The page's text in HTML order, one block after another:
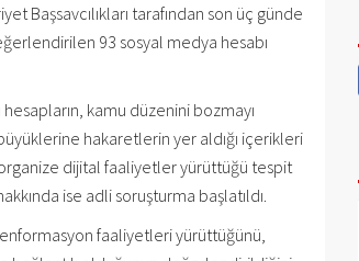
Başsavcılıkları tarafından son üç günde
93 sosyal medya hesabı
kamu düzenini bozmayı
hakaretlerin yer aldığı içerikleri
dijital faaliyetler yürüttüğü tespit
ise adli soruşturma başlatıldı.
faaliyetleri yürüttüğünü,